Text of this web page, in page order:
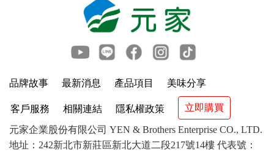
品牌故事 最新消息 產品項目 美味分享
客戶服務 相關連結 隱私權政策 立即購買
元家企業股份有限公司 YEN & Brothers Enterprise CO., LTD.
地址：242新北市新莊區新北大道二段217號14樓 代表號：